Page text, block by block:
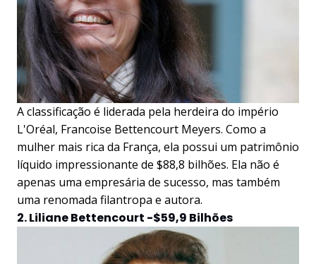
A classificação é liderada pela herdeira do império
L'Oréal, Francoise Bettencourt Meyers. Como a
mulher mais rica da França, ela possui um patrimônio
líquido impressionante de $88,8 bilhões. Ela não é
apenas uma empresária de sucesso, mas também
uma renomada filantropa e autora.
2. Liliane Bettencourt -$59,9 Bilhões